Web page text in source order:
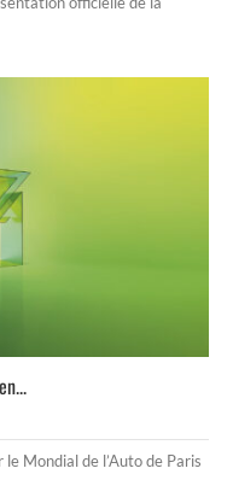
Mondial de l’Auto de Paris